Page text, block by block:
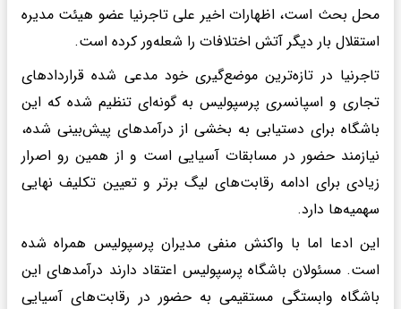
محل بحث است، اظهارات اخیر علی تاجرنیا عضو هیئت مدیره
استقلال بار دیگر آتش اختلافات را شعله‌ور کرده است.
تاجرنیا در تازه‌ترین موضع‌گیری خود مدعی شده قراردادهای
تجاری و اسپانسری پرسپولیس به گونه‌ای تنظیم شده که این
باشگاه برای دستیابی به بخشی از درآمدهای پیش‌بینی شده،
نیازمند حضور در مسابقات آسیایی است و از همین رو اصرار
زیادی برای ادامه رقابت‌های لیگ برتر و تعیین تکلیف نهایی
سهمیه‌ها دارد.
این ادعا اما با واکنش منفی مدیران پرسپولیس همراه شده
است. مسئولان باشگاه پرسپولیس اعتقاد دارند درآمدهای این
باشگاه وابستگی مستقیمی به حضور در رقابت‌های آسیایی